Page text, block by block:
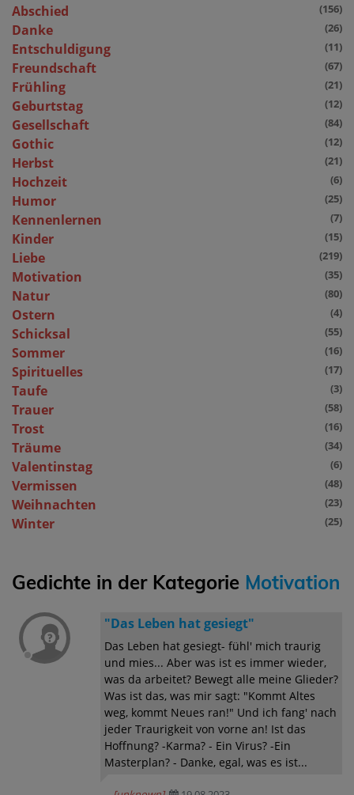
Abschied (156)
Danke (26)
Entschuldigung (11)
Freundschaft (67)
Frühling (21)
Geburtstag (12)
Gesellschaft (84)
Gothic (12)
Herbst (21)
Hochzeit (6)
Humor (25)
Kennenlernen (7)
Kinder (15)
Liebe (219)
Motivation (35)
Natur (80)
Ostern (4)
Schicksal (55)
Sommer (16)
Spirituelles (17)
Taufe (3)
Trauer (58)
Trost (16)
Träume (34)
Valentinstag (6)
Vermissen (48)
Weihnachten (23)
Winter (25)
Gedichte in der Kategorie Motivation
"Das Leben hat gesiegt"
Das Leben hat gesiegt- fühl' mich traurig
und mies... Aber was ist es immer wieder,
was da arbeitet? Bewegt alle meine Glieder?
Was ist das, was mir sagt: "Kommt Altes
weg, kommt Neues ran!" Und ich fang' nach
jeder Traurigkeit von vorne an! Ist das
Hoffnung? -Karma? - Ein Virus? -Ein
Masterplan? - Danke, egal, was es ist...